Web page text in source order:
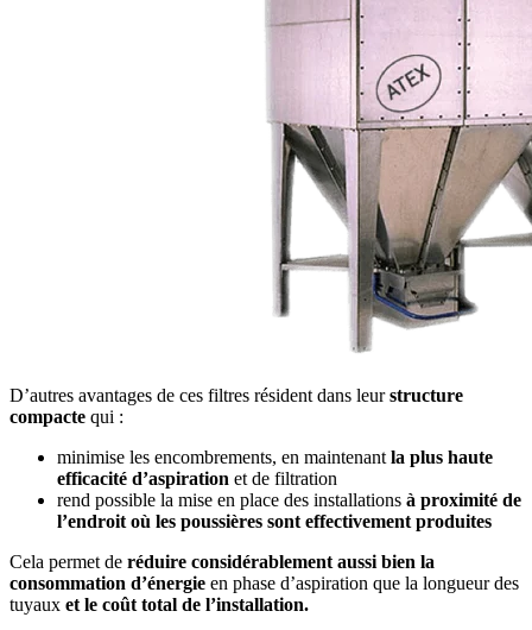
D’autres avantages de ces filtres résident dans leurstructure
compacte qui :
minimise les encombrements, en maintenant la plus haute
efficacité d’aspiration et de filtration
rend possible la mise en place des installations à proximité de
l’endroit où les poussières sont effectivement produites
Cela permet de réduire considérablement aussi bien la
consommation d’énergie en phase d’aspiration que la longueur des
tuyaux et le coût total de l’installation.